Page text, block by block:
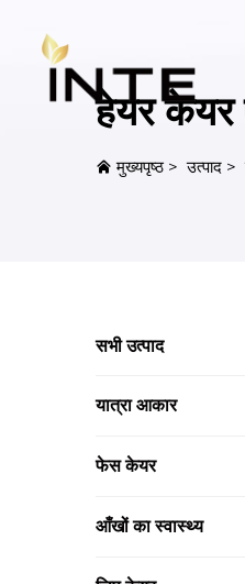
हेयर केयर
मुख्यपृष्ठ>उत्पाद >
सभी उत्पाद
यात्रा आकार
फेस केयर
आँखों का स्वास्थ्य